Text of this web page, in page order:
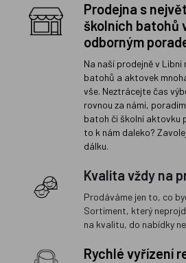
Prodejna s
školních batohů
odborným
Na naší prodejně v
batohů a aktovek
vše. Neztrácejte čas
rovnou za námi,
batoh či školní aktovku
to k nám daleko?
dálku.
Kvalita vždy na
Prodáváme jen to, co
Sortiment, který
na kvalitu, do nabídky
Rychlé vyřízení